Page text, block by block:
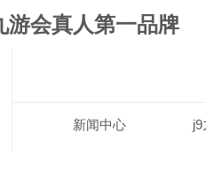
游会真人第一品牌
新闻中心